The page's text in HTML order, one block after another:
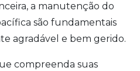
a manutenção do
são fundamentais
agradável e bem gerido.
compreenda suas